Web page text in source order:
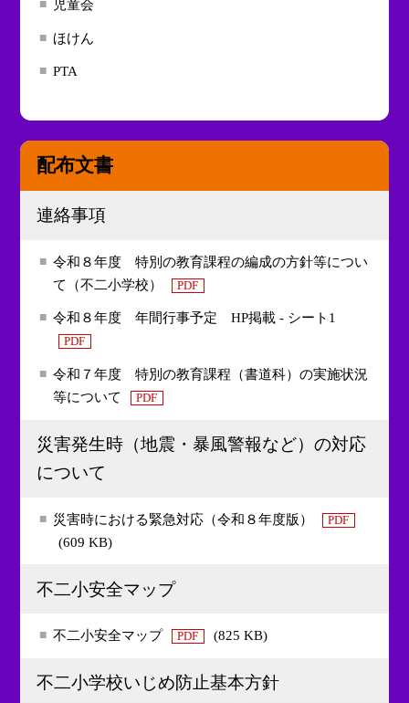
児童会
ほけん
PTA
配布文書
連絡事項
令和８年度 特別の教育課程の編成の方針等につい
て（不二小学校）
PDF
令和８年度 年間行事予定 HP掲載 - シート1
PDF
令和７年度 特別の教育課程（書道科）の実施状況
等について
PDF
災害発生時（地震・暴風警報など）の対応
について
災害時における緊急対応（令和８年度版） PDF
(609 KB)
不二小安全マップ
不二小安全マップ PDF (825 KB)
不二小学校いじめ防止基本方針